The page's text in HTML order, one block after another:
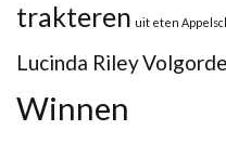
trakteren uit eten
Lucinda Riley
Winnen